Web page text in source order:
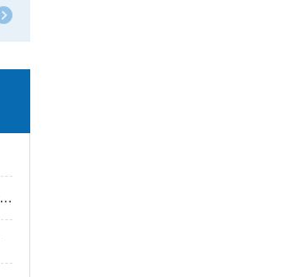
从选型到调试：三菱伺服驱动器全流程应用指南，新手也能快速上手